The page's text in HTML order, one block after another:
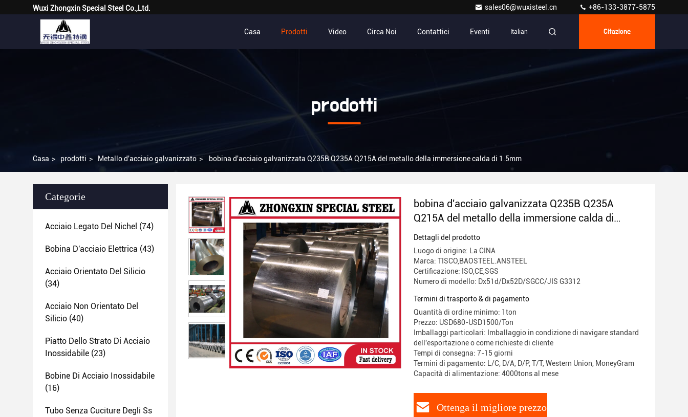
Wuxi Zhongxin Special Steel Co.,Ltd. sales06@wuxisteel.cn +86-133-3877-5875
Casa Prodotti Video Circa Noi Contattici Eventi Italian Citazione
prodotti
Casa > prodotti > Metallo d'acciaio galvanizzato > bobina d'acciaio galvanizzata Q235B Q235A Q215A del metallo della immersione calda di 1.5mm
Categorie
Acciaio Legato Del Nichel (74)
Bobina D'acciaio Elettrica (43)
Acciaio Orientato Del Silicio
(34)
Acciaio Non Orientato Del
Silicio (40)
Piatto Dello Strato Di Acciaio
Inossidabile (23)
Bobine Di Acciaio Inossidabile
(16)
Tubo Senza Cuciture Degli Ss
bobina d'acciaio galvanizzata Q235B Q235A
Q215A del metallo della immersione calda di
1.5mm
Dettagli del prodotto
Luogo di origine: La CINA
Marca: TISCO,BAOSTEEL.ANSTEEL
Certificazione: ISO,CE,SGS
Numero di modello: Dx51d/Dx52D/SGCC/JIS G3312
Termini di trasporto & di pagamento
Quantità di ordine minimo: 1ton
Prezzo: USD680-USD1500/Ton
Imballaggi particolari: Imballaggio in condizione di navigare standard
dell'esportazione o come richieste di cliente
Tempi di consegna: 7-15 giorni
Termini di pagamento: L/C, D/A, D/P, T/T, Western Union, MoneyGram
Capacità di alimentazione: 4000tons al mese
Ottenga il migliore prezzo